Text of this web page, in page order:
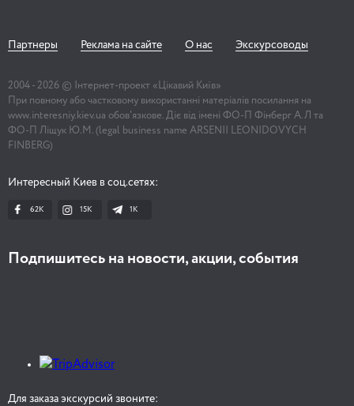
Партнеры Реклама на сайте О нас Экскурсоводы
2004 - 2026 © Інтернет-проект «Цікавий Київ»
При повному або частковому використанні матеріалів посилання на
www.interesniy.kiev.ua обов'язкове. Діє від імені ФО-П Фінберг А.Л та
ФО-П Ліщук Ю.М. (legal business name ARSENII LEONIDOVYCH
FINBERG)
Интересный Киев в соц.сетях:
62K 15K 1К
Подпишитесь на новости, акции, события
Для заказа экскурсий звоните: